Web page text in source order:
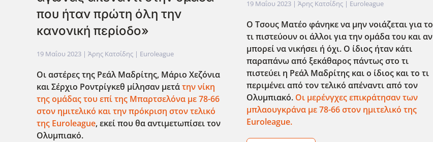
που ήταν πρώτη όλη την
κανονική περίοδο»
19 Μαΐου 2023 | Άρης Κατσίδης | Euroleague
Οι αστέρες της Ρεάλ Μαδρίτης, Μάριο Χεζόνια
και Σέρχιο Ροντρίγκεθ μίλησαν μετάτην νίκη
της ομάδας του επί της Μπαρτσελόνα με 78-66
στον ημιτελικό και την πρόκριση στον τελικό
της Euroleague, εκεί που θα αντιμετωπίσει τον
Ολυμπιακό.
19 Μαΐου 2023 | Άρης Κατσίδης | Euroleague
Ο Τσους Ματέο φάνηκε να μην νοιάζεται για το
τι πιστεύουν οι άλλοι για την ομάδα του και αν
μπορεί να νικήσει ή όχι. Ο ίδιος ήταν κάτι
παραπάνω από ξεκάθαρος πάντως στο τι
πιστεύει η Ρεάλ Μαδρίτης και ο ίδιος και το τι
περιμένει από τον τελικό απέναντι από τον
Ολυμπιακό. Οι μερένγχες επικράτησαν των
μπλαουγκράνα με 78-66 στον ημιτελικό της
Euroleague.